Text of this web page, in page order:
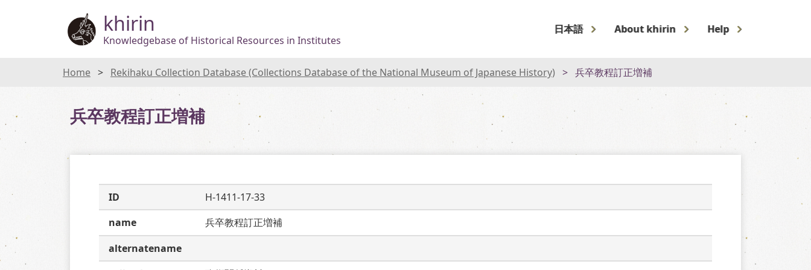
khirin
Knowledgebase of Historical Resources in Institutes
日本語 About khirin Help
Home Rekihaku Collection Database (Collections Database of the National Museum of Japanese History) 兵卒教程訂正増補
兵卒教程訂正増補
ID
H-1411-17-33
name
兵卒教程訂正増補
alternatename